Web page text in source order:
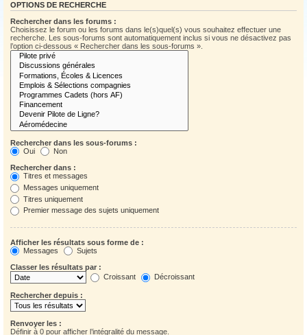
OPTIONS DE RECHERCHE
Rechercher dans les forums :
Choisissez le forum ou les forums dans le(s)quel(s) vous souhaitez effectuer une
recherche. Les sous-forums sont automatiquement inclus si vous ne désactivez pas
l’option ci-dessous « Rechercher dans les sous-forums ».
Rechercher dans les sous-forums :
Oui
Non
Rechercher dans :
Titres et messages
Messages uniquement
Titres uniquement
Premier message des sujets uniquement
Afficher les résultats sous forme de :
Messages
Sujets
Classer les résultats par :
Croissant
Décroissant
Rechercher depuis :
Renvoyer les :
Définir à 0 pour afficher l’intégralité du message.